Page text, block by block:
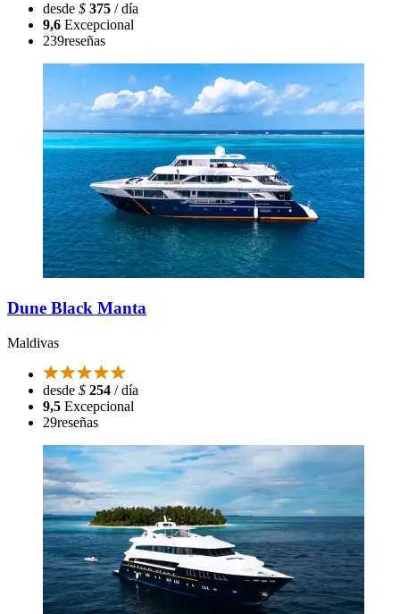
desde $ 375 / día
9,6 Excepcional
239reseñas
Dune Black Manta
Maldivas
desde $ 254 / día
9,5 Excepcional
29reseñas